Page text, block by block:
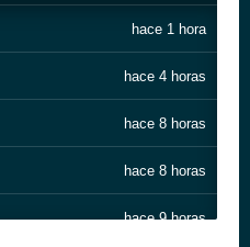
hace 1 hora
hace 4 horas
hace 8 horas
hace 8 horas
hace 9 horas